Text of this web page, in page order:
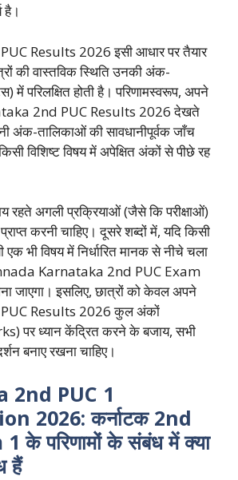
है।
Results 2026 इसी आधार पर तैयार
की वास्तविक स्थिति उनकी अंक-
में परिलक्षित होती है। परिणामस्वरूप, अपने
2nd PUC Results 2026 देखते
अंक-तालिकाओं की सावधानीपूर्वक जाँच
विशिष्ट विषय में अपेक्षित अंकों से पीछे रह
रहते अगली प्रक्रियाओं (जैसे कि परीक्षाओं)
करनी चाहिए। दूसरे शब्दों में, यदि किसी
भी विषय में निर्धारित मानक से नीचे चला
Karnataka 2nd PUC Exam
जाएगा। इसलिए, छात्रों को केवल अपने
Results 2026 कुल अंकों
पर ध्यान केंद्रित करने के बजाय, सभी
बनाए रखना चाहिए।
2nd PUC 1
2026: कर्नाटक 2nd
के परिणामों के संबंध में क्या
हैं